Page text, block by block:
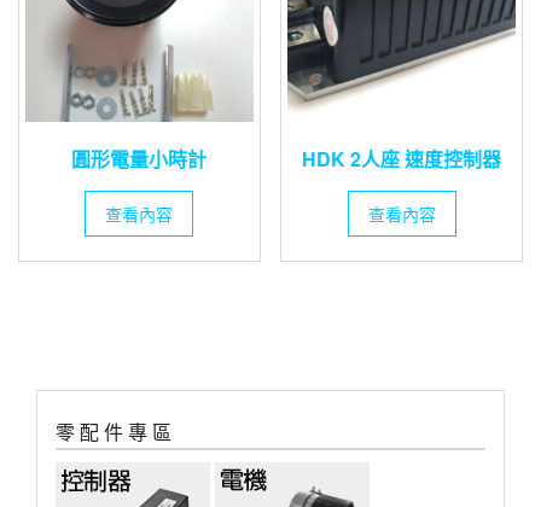
圓形電量小時計
查看內容
HDK 2人座 速度控制器
查看內容
零 配 件 專 區